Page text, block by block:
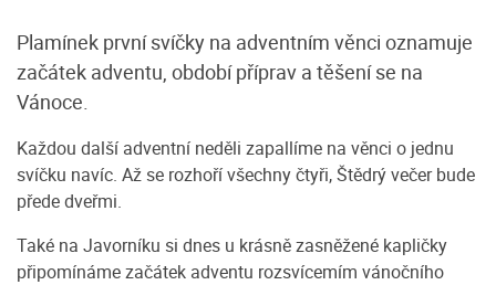
Plamínek první svíčky na adventním věnci oznamuje
začátek adventu, období příprav a těšení se na
Vánoce.
Každou další adventní neděli zapallíme na věnci o jednu
svíčku navíc. Až se rozhoří všechny čtyři, Štědrý večer bude
přede dveřmi.
Také na Javorníku si dnes u krásně zasněžené kapličky
připomínáme začátek adventu rozsvícemím vánočního